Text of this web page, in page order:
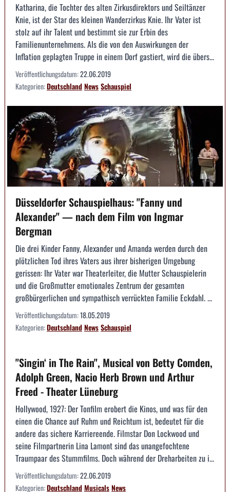
Katharina, die Tochter des alten Zirkusdirektors und Seiltänzer
Knie, ist der Star des kleinen Wanderzirkus Knie. Ihr Vater ist
stolz auf ihr Talent und bestimmt sie zur Erbin des
Familienunternehmens. Als die von den Auswirkungen der
Inflation geplagten Truppe in einem Dorf gastiert, wird die übers...
Veröffentlichungsdatum:22.06.2019
Kategorien:DeutschlandNewsSchauspiel
Düsseldorfer Schauspielhaus: "Fanny und
Alexander" — nach dem Film von Ingmar
Bergman
Die drei Kinder Fanny, Alexander und Amanda werden durch den
plötzlichen Tod ihres Vaters aus ihrer bisherigen Umgebung
gerissen: Ihr Vater war Theaterleiter, die Mutter Schauspielerin
und die Großmutter emotionales Zentrum der gesamten
großbürgerlichen und sympathisch verrückten Familie Eckdahl. ...
Veröffentlichungsdatum:18.05.2019
Kategorien:DeutschlandNewsSchauspiel
"Singin‘ in The Rain", Musical von Betty Comden,
Adolph Green, Nacio Herb Brown und Arthur
Freed - Theater Lüneburg
Hollywood, 1927: Der Tonfilm erobert die Kinos, und was für den
einen die Chance auf Ruhm und Reichtum ist, bedeutet für die
andere das sichere Karriereende. Filmstar Don Lockwood und
seine Filmpartnerin Lina Lamont sind das unangefochtene
Traumpaar des Stummfilms. Doch während der Dreharbeiten zu i...
Veröffentlichungsdatum:22.06.2019
Kategorien:DeutschlandMusicalsNews